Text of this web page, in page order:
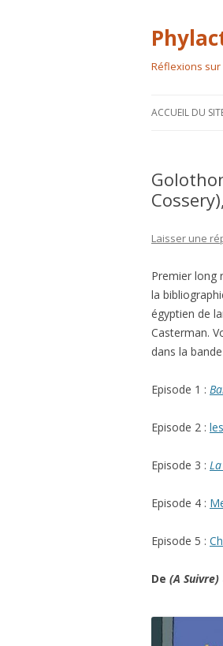
Réflexions
ACCUEIL DU
Laisser une
Premier long
la
égyptien de
Casterman.
dans la
Episode 1 :
Episode 2 :
Episode 3 :
Episode 4 :
Episode 5 :
De (A Suivre)